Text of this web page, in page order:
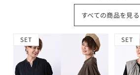
すべての商品を見る
SET SET